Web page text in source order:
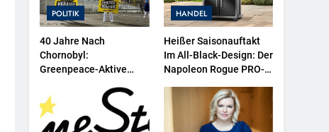
POLITIK
40 Jahre Nach
Chornobyl:
Greenpeace-Aktive
Unterstützung Bei
Wiederaufbau Der
Zerstörten Schutzhülle /
HANDEL
Heißer Saisonauftakt
Im All-Black-Design: Der
Napoleon Rogue PRO-S
Grillfürst-Edition